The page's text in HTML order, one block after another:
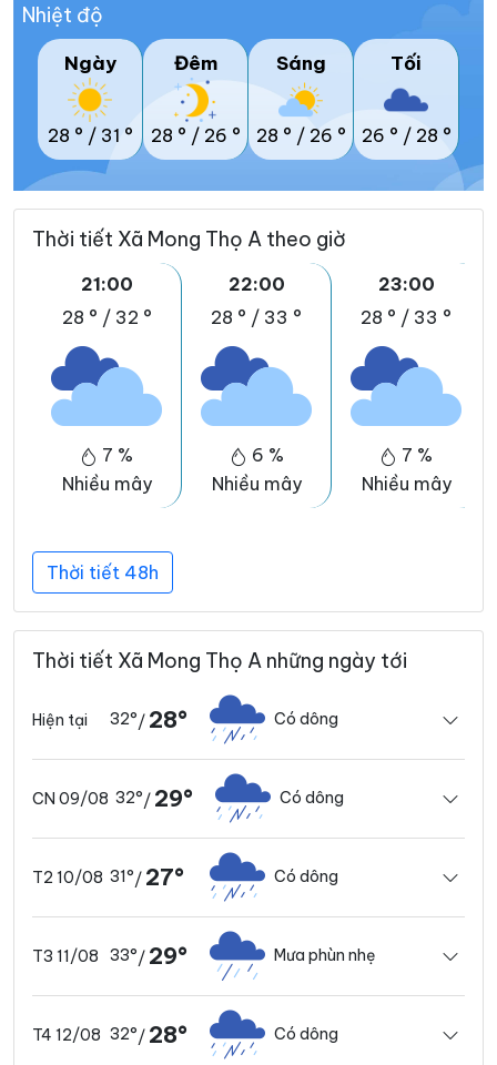
Nhiệt độ
Ngày
28 ° / 31 °
Đêm
28 ° / 26 °
Sáng
28 ° / 26 °
Tối
26 ° / 28 °
Thời tiết Xã Mong Thọ A theo giờ
21:00
28 ° / 32 °
7 %
Nhiều mây
22:00
28 ° / 33 °
6 %
Nhiều mây
23:00
28 ° / 33 °
7 %
Nhiều mây
Thời tiết 48h
Thời tiết Xã Mong Thọ A những ngày tới
Hiện tại 32°/ 28° Có dông
CN 09/08 32°/ 29° Có dông
T2 10/08 31°/ 27° Có dông
T3 11/08 33°/ 29° Mưa phùn nhẹ
T4 12/08 32°/ 28° Có dông